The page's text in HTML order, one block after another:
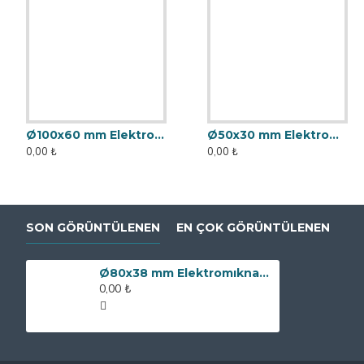
Ø100x60 mm Elektromıknatıs - Yüksek Güçlü, Su Geçirmez
0,00 ₺
Ø50x30 mm Elektromıknatıs - Yüksek Güçlü, Su Geçirmez
0,00 ₺
SON GÖRÜNTÜLENEN EN ÇOK GÖRÜNTÜLENEN
Ø80x38 mm Elektromıknatıs - 240 kg Çekim Gücü
0,00 ₺